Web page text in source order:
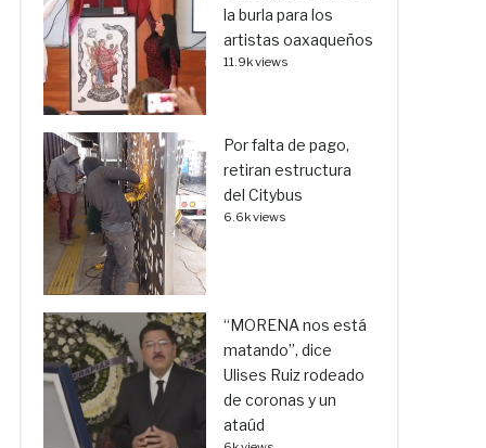
la burla para los
artistas oaxaqueños
11.9k views
Por falta de pago,
retiran estructura
del Citybus
6.6k views
“MORENA nos está
matando”, dice
Ulises Ruiz rodeado
de coronas y un
ataúd